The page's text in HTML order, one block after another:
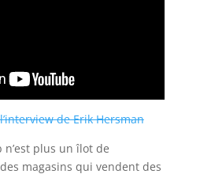
de Erik Hersman
plus un îlot de
magasins qui vendent des